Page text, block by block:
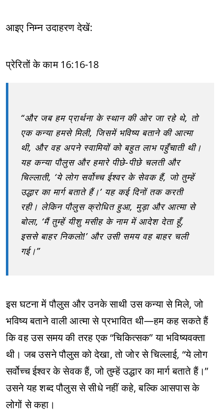
आइए निम्न उदाहरण देखें:
प्रेरितों के काम 16:16-18
“और जब हम प्रार्थना के स्थान की ओर जा रहे थे, तो
एक कन्या हमसे मिली, जिसमें भविष्य बताने की आत्मा
थी, और वह अपने स्वामियों को बहुत लाभ पहुँचाती थी।
यह कन्या पौलुस और हमारे पीछे-पीछे चलती और
चिल्लाती, ‘ये लोग सर्वोच्च ईश्वर के सेवक हैं, जो तुम्हें
उद्धार का मार्ग बताते हैं।’ यह कई दिनों तक करती
रही। लेकिन पौलुस क्रोधित हुआ, मुड़ा और आत्मा से
बोला, ‘मैं तुम्हें यीशु मसीह के नाम में आदेश देता हूँ,
इससे बाहर निकलो!’ और उसी समय वह बाहर चली
गई।”
इस घटना में पौलुस और उनके साथी उस कन्या से मिले, जो
भविष्य बताने वाली आत्मा से प्रभावित थी—हम कह सकते हैं
कि वह उस समय की तरह एक “चिकित्सक” या भविष्यवक्ता
थी। जब उसने पौलुस को देखा, तो जोर से चिल्लाई, “ये लोग
सर्वोच्च ईश्वर के सेवक हैं, जो तुम्हें उद्धार का मार्ग बताते हैं।”
उसने यह शब्द पौलुस से सीधे नहीं कहे, बल्कि आसपास के
लोगों से कहा।